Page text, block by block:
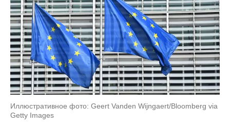
Иллюстративное фото: Geert Vanden Wijngaert/Bloomberg via
Getty Images